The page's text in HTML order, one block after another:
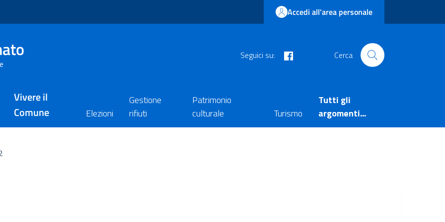
Accedi all'area personale
Seguici su: Cerca
Vivere il
Comune
Elezioni
Gestione
rifiuti
Patrimonio
culturale
Turismo
Tutti gli
argomenti...